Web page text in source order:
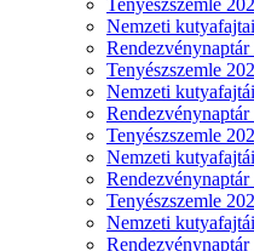
Tenyészszemle
Nemzeti
Rendezvénynaptár
Tenyészszemle
Nemzeti
Rendezvénynaptár
Tenyészszemle
Nemzeti
Rendezvénynaptár
Tenyészszemle
Nemzeti
Rendezvénynaptár